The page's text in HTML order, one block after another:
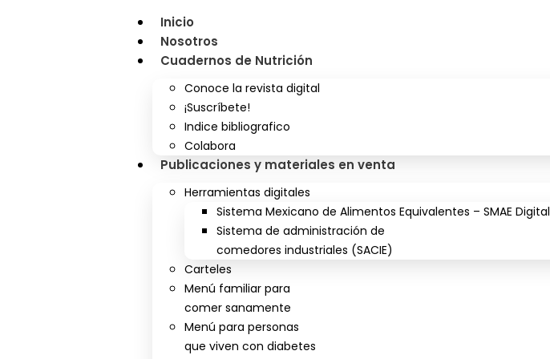
Inicio
Nosotros
Cuadernos de Nutrición
Conoce la revista digital
¡Suscríbete!
Indice bibliografico
Colabora
Publicaciones y materiales en venta
Herramientas digitales
Sistema Mexicano de Alimentos Equivalentes – SMAE Digital
Sistema de administración de
comedores industriales (SACIE)
Carteles
Menú familiar para
comer sanamente
Menú para personas
que viven con diabetes